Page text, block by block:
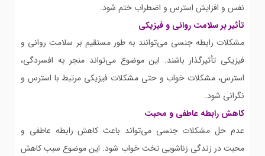
نفس و افزایش استرس و اضطراب ختم شود.
تأثیر بر سلامت روانی و فیزیکی
مشکلات رابطه جنسی می‌توانند به طور مستقیم بر سلامت روانی و
فیزیکی تأثیرگذار باشند. این موضوع می‌تواند منجر به افسردگی،
استرس، مشکلات خواب و حتی مشکلات فیزیکی مرتبط با استرس و
نگرانی شود.
کاهش رابطه عاطفی و محبت
عدم حل مشکلات جنسی می‌تواند باعث کاهش رابطه عاطفی و
محبت در زندگی زناشویی تخت خواب شود. این موضوع سبب کاهش